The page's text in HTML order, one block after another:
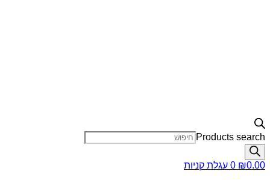
Products search
₪0.00
0 עגלת קניות